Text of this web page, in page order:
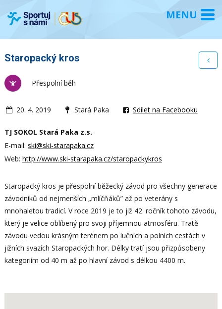
Staropacký kros
Přespolní běh
20. 4. 2019 Stará Paka Sdílet na Facebooku
TJ SOKOL Stará Paka z.s.
E-mail: ski@ski-starapaka.cz
Web: http://www.ski-starapaka.cz/staropackykros
Staropacký kros je přespolní běžecký závod pro všechny generace
závodníků od nejmenších „mlíčňáků” až po veterány s
mnohaletou tradicí. V roce 2019 je to již 42. ročník tohoto závodu,
který je velice oblíbený pro svoji příjemnou atmosféru. Tratě
závodu vedou krásným terénem po lučních a polních cestách v
jižních svazích Staropackých hor. Délky tratí jsou přizpůsobeny
kategoriím od 40 m až po hlavní závod s délkou 4400 m.